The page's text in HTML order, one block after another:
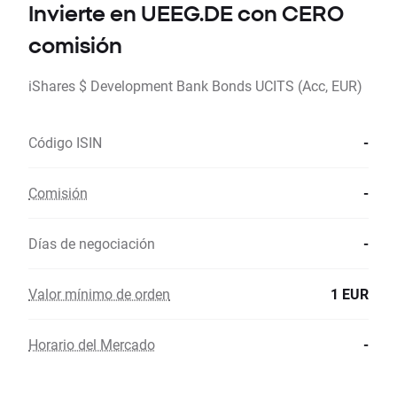
Invierte en UEEG.DE con CERO
comisión
iShares $ Development Bank Bonds UCITS (Acc, EUR)
Código ISIN -
Comisión -
Días de negociación -
Valor mínimo de orden 1 EUR
Horario del Mercado -